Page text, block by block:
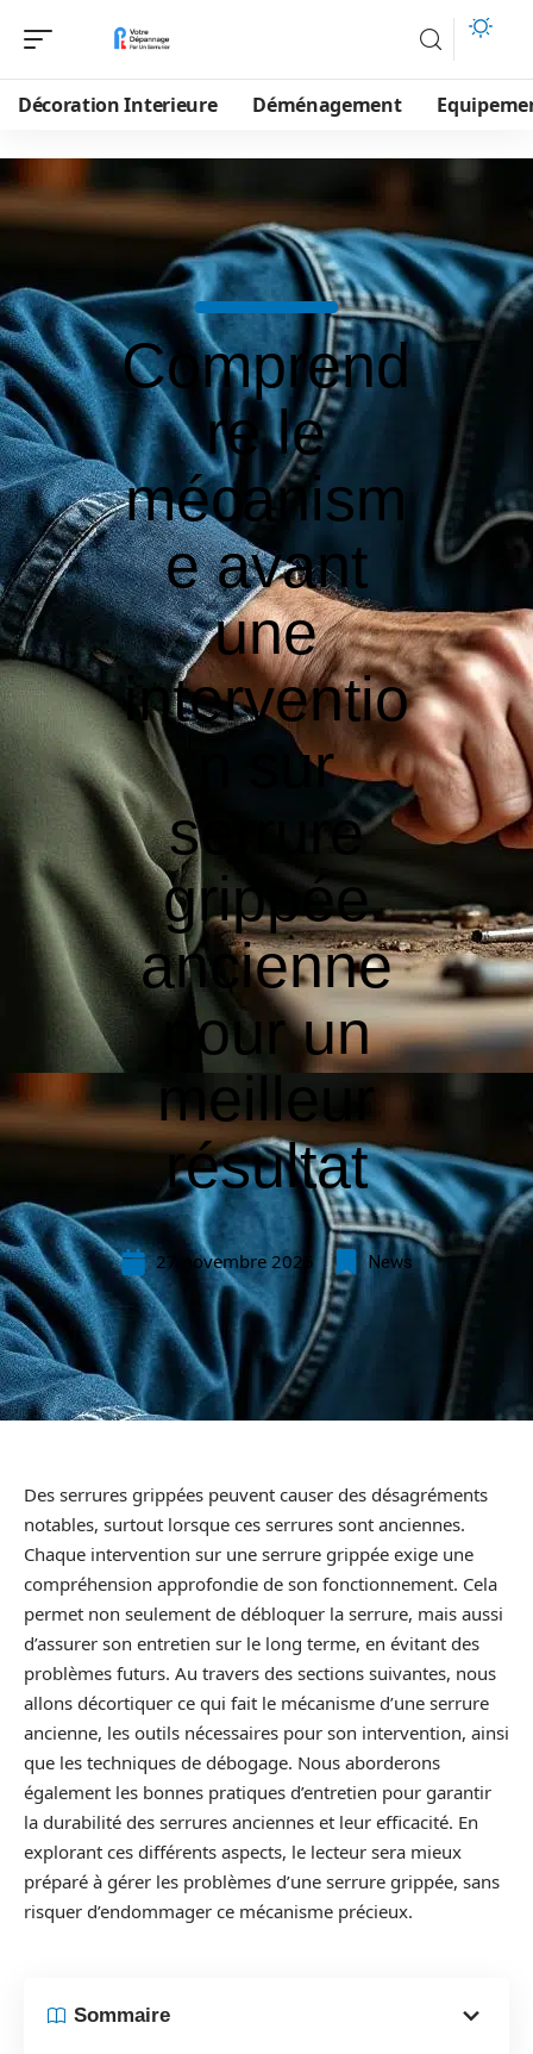
Décoration Interieure Déménagement
Comprend
re le
mécanism
e avant
une
interventio
n sur
serrure
grippée
ancienne
pour un
meilleur
résultat
27 novembre 2025 News
Des serrures grippées peuvent causer des désagréments
notables, surtout lorsque ces serrures sont anciennes.
Chaque intervention sur une serrure grippée exige une
compréhension approfondie de son fonctionnement. Cela
permet non seulement de débloquer la serrure, mais aussi
d’assurer son entretien sur le long terme, en évitant des
problèmes futurs. Au travers des sections suivantes, nous
allons décortiquer ce qui fait le mécanisme d’une serrure
ancienne, les outils nécessaires pour son intervention, ainsi
que les techniques de débogage. Nous aborderons
également les bonnes pratiques d’entretien pour garantir
la durabilité des serrures anciennes et leur efficacité. En
explorant ces différents aspects, le lecteur sera mieux
préparé à gérer les problèmes d’une serrure grippée, sans
risquer d’endommager ce mécanisme précieux.
Sommaire